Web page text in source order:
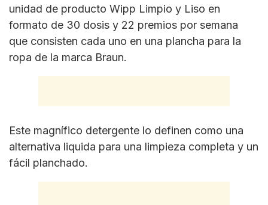
unidad de producto Wipp Limpio y Liso en
formato de 30 dosis y 22 premios por semana
que consisten cada uno en una plancha para la
ropa de la marca Braun.
Este magnífico detergente lo definen como una
alternativa liquida para una limpieza completa y un
fácil planchado.